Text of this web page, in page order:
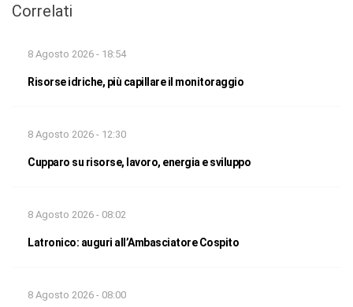
Correlati
8 Agosto 2026 - 18:54
Risorse idriche, più capillare il monitoraggio
8 Agosto 2026 - 12:30
Cupparo su risorse, lavoro, energia e sviluppo
8 Agosto 2026 - 08:02
Latronico: auguri all’Ambasciatore Cospito
8 Agosto 2026 - 08:00